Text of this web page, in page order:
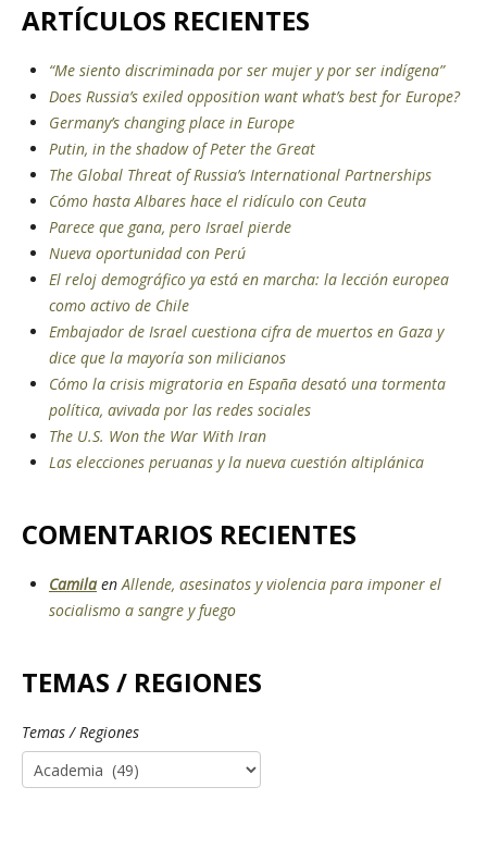
ARTÍCULOS RECIENTES
“Me siento discriminada por ser mujer y por ser indígena”
Does Russia’s exiled opposition want what’s best for Europe?
Germany’s changing place in Europe
Putin, in the shadow of Peter the Great
The Global Threat of Russia’s International Partnerships
Cómo hasta Albares hace el ridículo con Ceuta
Parece que gana, pero Israel pierde
Nueva oportunidad con Perú
El reloj demográfico ya está en marcha: la lección europea
como activo de Chile
Embajador de Israel cuestiona cifra de muertos en Gaza y
dice que la mayoría son milicianos
Cómo la crisis migratoria en España desató una tormenta
política, avivada por las redes sociales
The U.S. Won the War With Iran
Las elecciones peruanas y la nueva cuestión altiplánica
COMENTARIOS RECIENTES
CamilaenAllende, asesinatos y violencia para imponer el
socialismo a sangre y fuego
TEMAS / REGIONES
Temas / Regiones